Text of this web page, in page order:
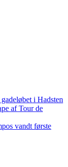
i Hadsten
af Tour de
vandt første